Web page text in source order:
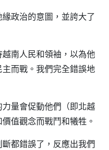
緣政治的意圖，並誇大了
越南人民和領袖，以為他
而戰。我們完全錯誤地
力量會促動他們（即北越
值觀念而戰鬥和犧牲。
斷都錯誤了，反應出我們